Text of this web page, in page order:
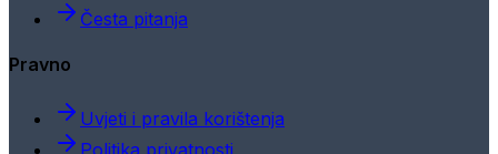
Česta pitanja
Pravno
Uvjeti i pravila korištenja